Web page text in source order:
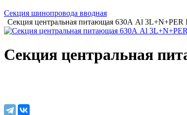
Секция шинопровода вводная
Секция центральная питающая 630А Al
Секция центральная